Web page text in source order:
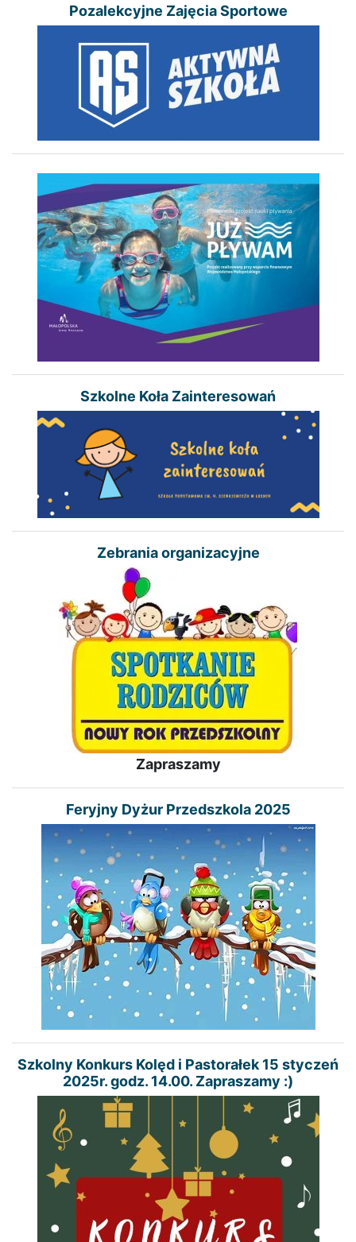
Pozalekcyjne Zajęcia Sportowe
Szkolne Koła Zainteresowań
Zebrania organizacyjne
Zapraszamy
Feryjny Dyżur Przedszkola 2025
Szkolny Konkurs Kolęd i Pastorałek 15 styczeń
2025r. godz. 14.00. Zapraszamy :)